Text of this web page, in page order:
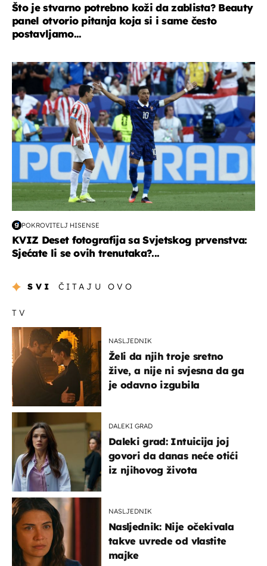
Što je stvarno potrebno koži da zablista? Beauty
panel otvorio pitanja koja si i same često
postavljamo...
svjetsko prvenstvo 2026
POKROVITELJ HISENSE
KVIZ Deset fotografija sa Svjetskog prvenstva:
Sjećate li se ovih trenutaka?...
SVI ČITAJU OVO
TV
NASLJEDNIK
Želi da njih troje sretno
žive, a nije ni svjesna da ga
je odavno izgubila
DALEKI GRAD
Daleki grad: Intuicija joj
govori da danas neće otići
iz njihovog života
NASLJEDNIK
Nasljednik: Nije očekivala
takve uvrede od vlastite
majke